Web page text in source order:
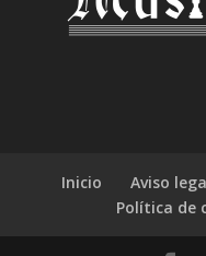
Inicio Aviso
Política de